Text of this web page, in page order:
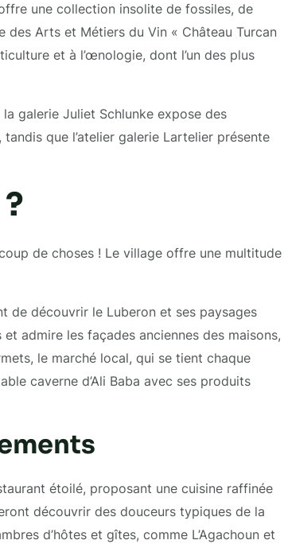
une collection insolite de fossiles, de
des Arts et Métiers du Vin « Château Turcan
et à l’œnologie, dont l’un des plus
galerie Juliet Schlunke expose des
que l’atelier galerie Lartelier présente
de choses ! Le village offre une multitude
découvrir le Luberon et ses paysages
admire les façades anciennes des maisons,
le marché local, qui se tient chaque
caverne d’Ali Baba avec ses produits
étoilé, proposant une cuisine raffinée
découvrir des douceurs typiques de la
d’hôtes et gîtes, comme L’Agachoun et